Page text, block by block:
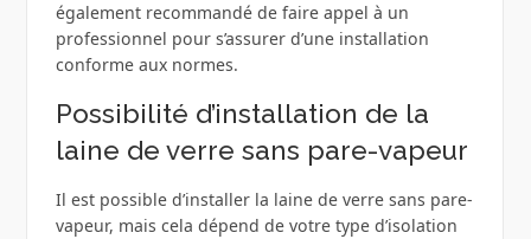
également recommandé de faire appel à un
professionnel pour s’assurer d’une installation
conforme aux normes.
Possibilité d’installation de la
laine de verre sans pare-vapeur
Il est possible d’installer la laine de verre sans pare-
vapeur, mais cela dépend de votre type d’isolation